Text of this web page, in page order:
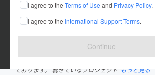
I agree to the Terms of Use and Privacy Policy.
I agree to the International Support Terms.
Continue
これまでに1回支援して9件のプロジェクトを投稿
在住国：日本 現在地：愛知県
出身国：日本 出身地：千葉県
Everything Incと申します。 弊社では様々な海外の
ている法人であり、現在はヨーロッパ系のブラン
ております。 載せているプロジェクト もっと見る